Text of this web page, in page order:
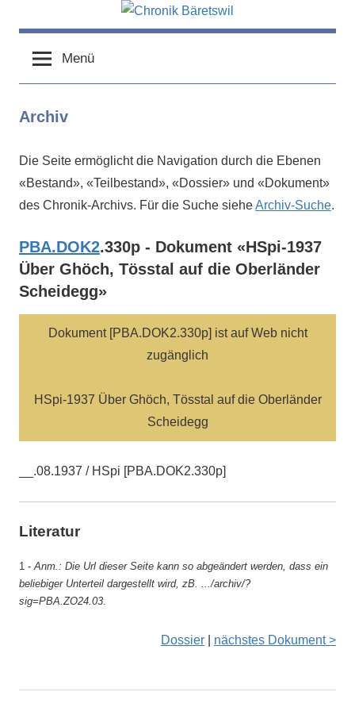
Inhalt
springenchronik-
baeretswil.ch
baeretswil.ch
Menü
Archiv
Die Seite ermöglicht die Navigation durch die Ebenen
«Bestand», «Teilbestand», «Dossier» und «Dokument»
des Chronik-Archivs. Für die Suche sieheArchiv-Suche.
PBA.DOK2.330p - Dokument «HSpi-1937
Über Ghöch, Tösstal auf die Oberländer
Scheidegg»
Dokument [PBA.DOK2.330p] ist auf Web nicht
zugänglich
HSpi-1937 Über Ghöch, Tösstal auf die Oberländer
Scheidegg
__.08.1937 / HSpi [PBA.DOK2.330p]
Literatur
1 - Anm.: Die Url dieser Seite kann so abgeändert werden, dass ein
beliebiger Unterteil dargestellt wird, zB. .../archiv/?
sig=PBA.ZO24.03
Dossier nächstes Dokument >